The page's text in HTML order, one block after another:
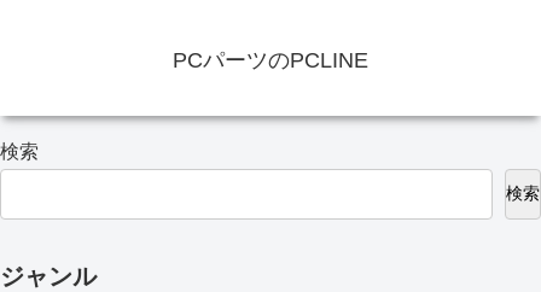
PCパーツのPCLINE
検索
検索
ジャンル